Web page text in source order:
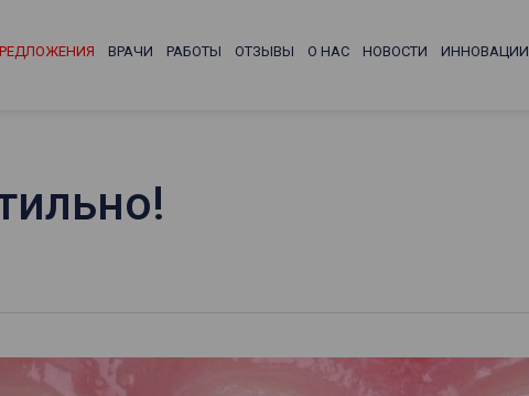
ВРАЧИ РАБОТЫ ОТЗЫВЫ О НАС НОВОСТИ ИННОВАЦИИ